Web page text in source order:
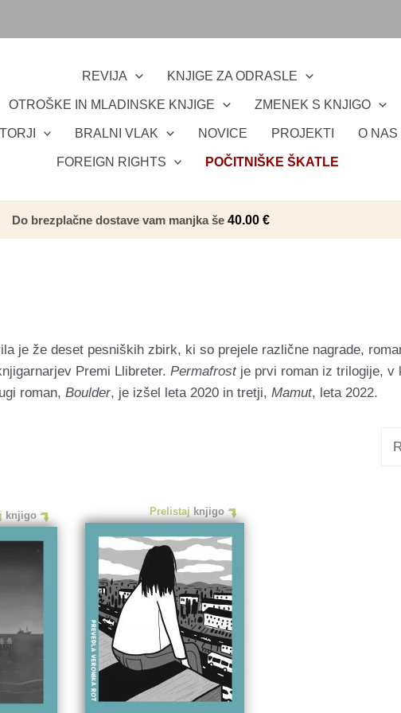
REVIJA KNJIGE ZA ODRASLE
OTROŠKE IN MLADINSKE KNJIGE ZMENEK S KNJIGO
BRALNI VLAK NOVICE PROJEKTI O NAS
FOREIGN RIGHTS POČITNIŠKE ŠKATLE
Do brezplačne dostave vam manjka še 40.00 €
je že deset pesniških zbirk, ki so prejele različne nagrade,
Premi Llibreter. Permafrostje prvi roman iz trilogije, v
roman, Boulder, je izšel leta 2020 in tretji, Mamut, leta 2022.
knjigo Prelistaj knjigo